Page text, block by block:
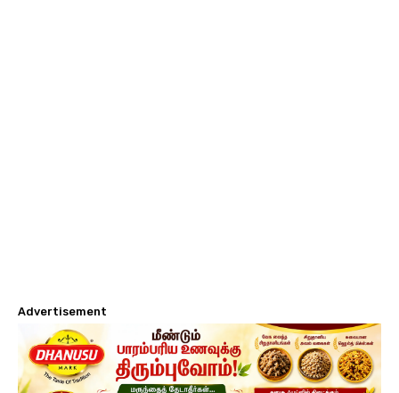
Advertisement